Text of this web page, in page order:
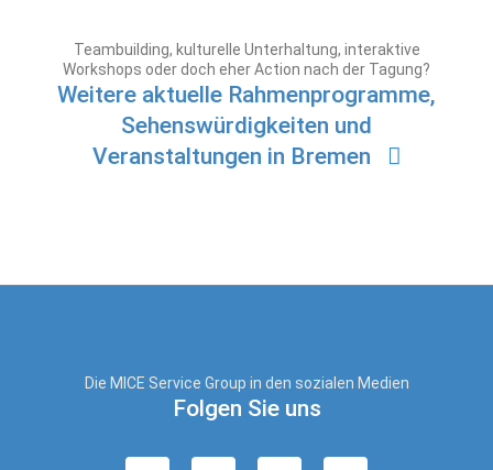
Teambuilding, kulturelle Unterhaltung, interaktive
Workshops oder doch eher Action nach der Tagung?
Weitere aktuelle Rahmenprogramme,
Sehenswürdigkeiten und
Veranstaltungen in Bremen
Die MICE Service Group in den sozialen Medien
Folgen Sie uns